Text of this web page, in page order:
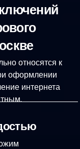
относятся к
оформлении
интернета